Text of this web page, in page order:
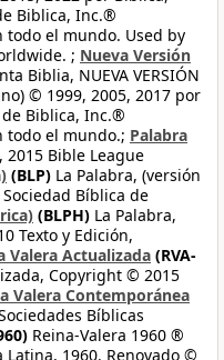
Biblica, Inc.®
todo el mundo. Used by
; Nueva Versión
Biblia, NUEVA VERSIÓN
© 1999, 2005, 2017 por
Biblica, Inc.®
todo el mundo.; Palabra
2015 Bible League
(BLP) La Palabra, (versión
Bíblica de
(BLPH) La Palabra,
Texto y Edición,
Valera Actualizada (RVA-
Copyright © 2015
Valera Contemporánea
Bíblicas
Reina-Valera 1960 ®
1960. Renovado ©